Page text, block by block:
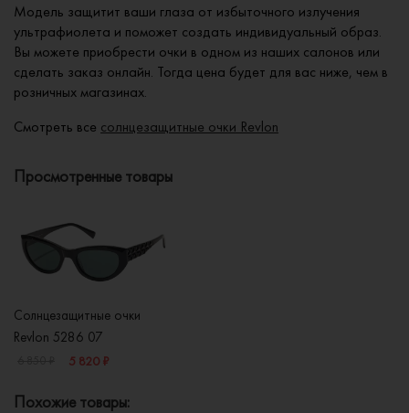
Модель защитит ваши глаза от избыточного излучения
ультрафиолета и поможет создать индивидуальный образ.
Вы можете приобрести очки в одном из наших салонов или
сделать заказ онлайн. Тогда цена будет для вас ниже, чем в
розничных магазинах.
Смотреть все солнцезащитные очки Revlon
Просмотренные товары
Солнцезащитные очки
Revlon 5286 07
5 820 ₽
Похожие товары: